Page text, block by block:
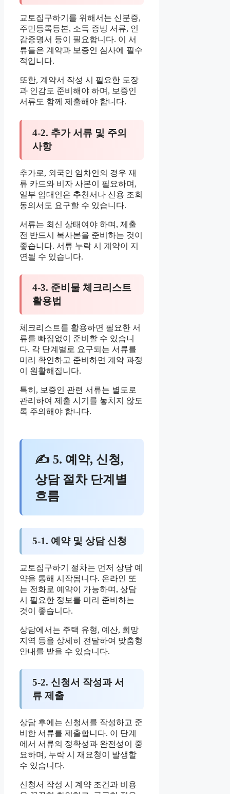
교토집구하기를 위해서는 신분증,
주민등록등본, 소득 증빙 서류, 인
감증명서 등이 필요합니다. 이 서
류들은 계약과 보증인 심사에 필수
적입니다.
또한, 계약서 작성 시 필요한 도장
과 인감도 준비해야 하며, 보증인
서류도 함께 제출해야 합니다.
4-2. 추가 서류 및 주의
사항
추가로, 외국인 임차인의 경우 재
류 카드와 비자 사본이 필요하며,
일부 임대인은 추천서나 신용 조회
동의서도 요구할 수 있습니다.
서류는 최신 상태여야 하며, 제출
전 반드시 복사본을 준비하는 것이
좋습니다. 서류 누락 시 계약이 지
연될 수 있습니다.
4-3. 준비물 체크리스트
활용법
체크리스트를 활용하면 필요한 서
류를 빠짐없이 준비할 수 있습니
다. 각 단계별로 요구되는 서류를
미리 확인하고 준비하면 계약 과정
이 원활해집니다.
특히, 보증인 관련 서류는 별도로
관리하여 제출 시기를 놓치지 않도
록 주의해야 합니다.
✍ 5. 예약, 신청,
상담 절차 단계별
흐름
5-1. 예약 및 상담 신청
교토집구하기 절차는 먼저 상담 예
약을 통해 시작됩니다. 온라인 또
는 전화로 예약이 가능하며, 상담
시 필요한 정보를 미리 준비하는
것이 좋습니다.
상담에서는 주택 유형, 예산, 희망
지역 등을 상세히 전달하여 맞춤형
안내를 받을 수 있습니다.
5-2. 신청서 작성과 서
류 제출
상담 후에는 신청서를 작성하고 준
비한 서류를 제출합니다. 이 단계
에서 서류의 정확성과 완전성이 중
요하며, 누락 시 재요청이 발생할
수 있습니다.
신청서 작성 시 계약 조건과 비용